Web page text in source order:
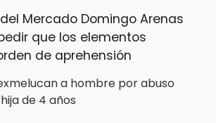
Mercado Domingo Arenas
que los elementos
de aprehensión